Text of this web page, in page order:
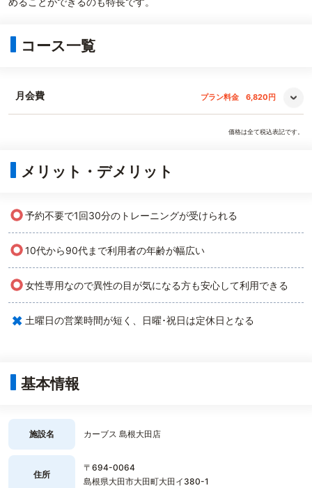
コース一覧
月会費 プラン料金 6,820円
価格は全て税込表記です。
メリット・デメリット
○予約不要で1回30分のトレーニングが受けられる
○10代から90代まで利用者の年齢が幅広い
○女性専用なので異性の目が気になる方も安心して利用できる
× 土曜日の営業時間が短く、日曜･祝日は定休日となる
基本情報
施設名 カーブス 島根大田店
住所
〒694-0064
島根県大田市大田町大田イ380-1